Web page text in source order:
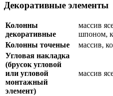
Декоративные элементы
Колонны
декоративные
массив
шпоном,
Колонны точеные
массив,
Угловая накладка
(брусок угловой
или угловой
монтажный
элемент)
массив